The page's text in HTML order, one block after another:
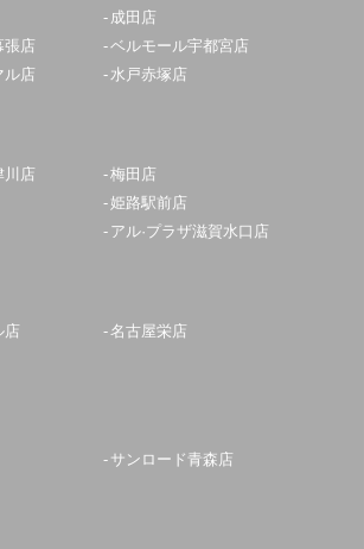
成田店
張店
ベルモール宇都宮店
ル店
水戸赤塚店
川店
梅田店
姫路駅前店
アル·プラザ滋賀水口店
店
名古屋栄店
サンロード青森店